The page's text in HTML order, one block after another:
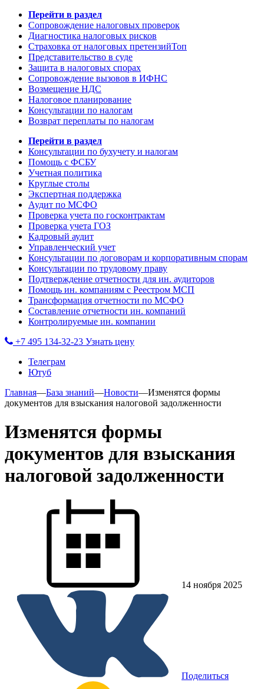
Перейти в раздел
Сопровождение налоговых проверок
Диагностика налоговых рисков
Страховка от налоговых претензийТоп
Представительство в суде
Защита в налоговых спорах
Сопровождение вызовов в ИФНС
Возмещение НДС
Налоговое планирование
Консультации по налогам
Возврат переплаты по налогам
Перейти в раздел
Консультации по бухучету и налогам
Помощь с ФСБУ
Учетная политика
Круглые столы
Экспертная поддержка
Аудит по МСФО
Проверка учета по госконтрактам
Проверка учета ГОЗ
Кадровый аудит
Управленческий учет
Консультации по договорам и корпоративным спорам
Консультации по трудовому праву
Подтверждение отчетности для ин. аудиторов
Помощь ин. компаниям с Реестром МСП
Трансформация отчетности по МСФО
Составление отчетности ин. компаний
Контролируемые ин. компании
+7 495 134-32-23 Узнать цену
Телеграм
Ютуб
Главная—База знаний—Новости—Изменятся формы
документов для взыскания налоговой задолженности
Изменятся формы
документов для взыскания
налоговой задолженности
14 ноября 2025
Поделиться